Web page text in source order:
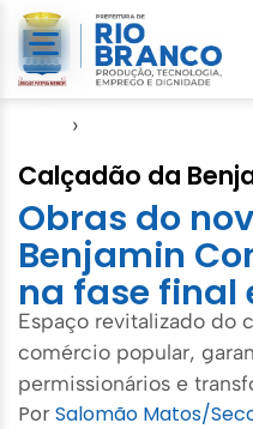
›
Calçadão da
Obras do
Benjamin
na fase final
Espaço revitalizado do
comércio popular,
permissionários e
PorSalomão Matos/